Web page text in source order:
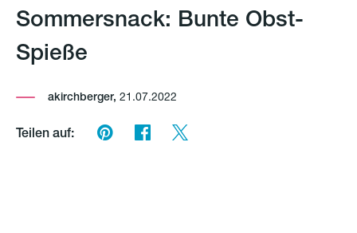
Sommersnack: Bunte Obst-
Spieße
akirchberger, 21.07.2022
Teilen auf: